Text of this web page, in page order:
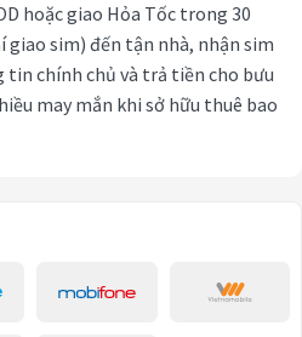
hoặc giao Hỏa Tốc trong 30
sim) đến tận nhà, nhận sim
chính chủ và trả tiền cho bưu
may mắn khi sở hữu thuê bao